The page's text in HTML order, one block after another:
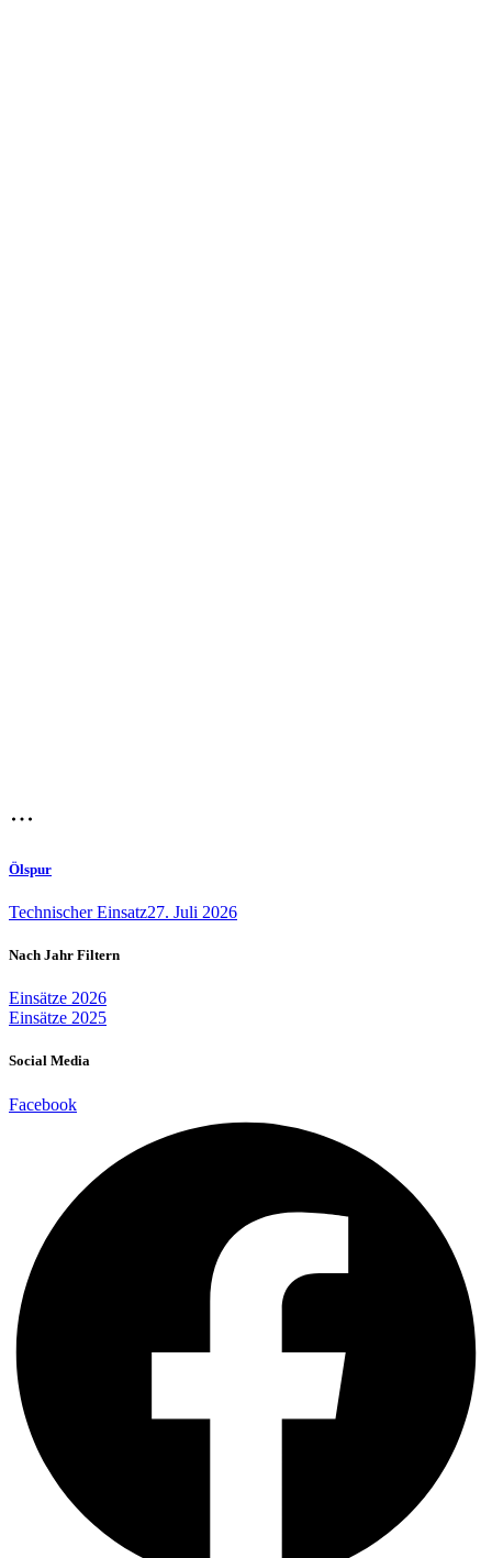
Ölspur
Technischer Einsatz27. Juli 2026
Nach Jahr Filtern
Einsätze 2026
Einsätze 2025
Social Media
Facebook